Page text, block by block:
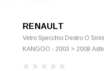
RENAULT
Vetro Specchio Destro O
KANGOO - 2003 > 2008